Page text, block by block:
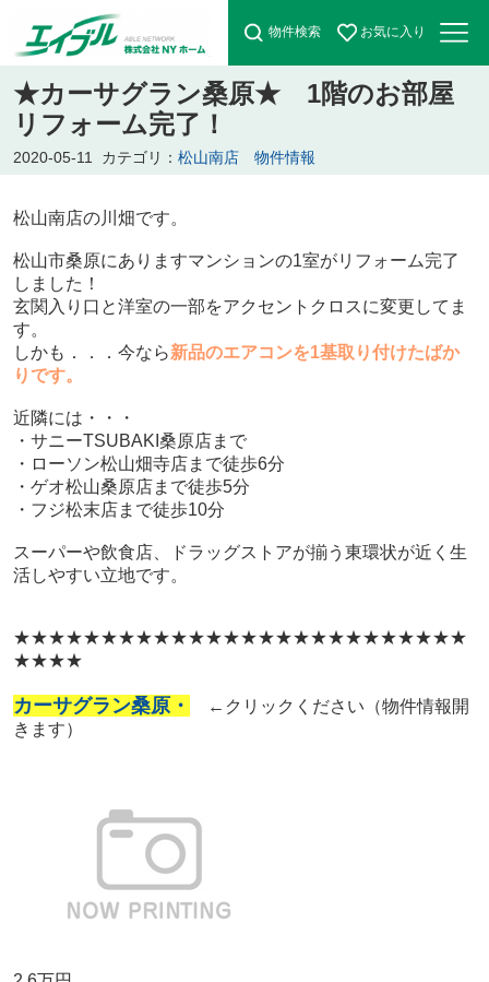
物件検索 お気に入り
★カーサグラン桑原★ 1階のお部屋
リフォーム完了！
2020-05-11 カテゴリ： 松山南店 物件情報
松山南店の川畑です。
松山市桑原にありますマンションの1室がリフォーム完了
しました！
玄関入り口と洋室の一部をアクセントクロスに変更してま
す。
しかも．．．今なら新品のエアコンを1基取り付けたばか
りです。
近隣には・・・
・サニーTSUBAKI桑原店まで
・ローソン松山畑寺店まで徒歩6分
・ゲオ松山桑原店まで徒歩5分
・フジ松末店まで徒歩10分
スーパーや飲食店、ドラッグストアが揃う東環状が近く生
活しやすい立地です。
★★★★★★★★★★★★★★★★★★★★★★★★★★
★★★★
カーサグラン桑原・
←クリックください（物件情報開
きます）